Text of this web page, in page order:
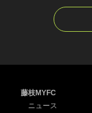
藤枝MYFC
ニュース